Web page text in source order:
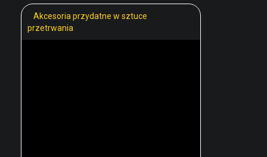
Akcesoria przydatne w sztuce
przetrwania